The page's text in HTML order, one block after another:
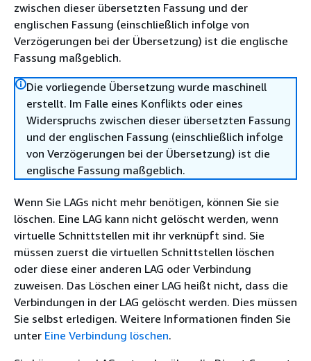
zwischen dieser übersetzten Fassung und der
englischen Fassung (einschließlich infolge von
Verzögerungen bei der Übersetzung) ist die englische
Fassung maßgeblich.
Die vorliegende Übersetzung wurde maschinell
erstellt. Im Falle eines Konflikts oder eines
Widerspruchs zwischen dieser übersetzten Fassung
und der englischen Fassung (einschließlich infolge
von Verzögerungen bei der Übersetzung) ist die
englische Fassung maßgeblich.
Wenn Sie LAGs nicht mehr benötigen, können Sie sie
löschen. Eine LAG kann nicht gelöscht werden, wenn
virtuelle Schnittstellen mit ihr verknüpft sind. Sie
müssen zuerst die virtuellen Schnittstellen löschen
oder diese einer anderen LAG oder Verbindung
zuweisen. Das Löschen einer LAG heißt nicht, dass die
Verbindungen in der LAG gelöscht werden. Dies müssen
Sie selbst erledigen. Weitere Informationen finden Sie
unter Eine Verbindung löschen.